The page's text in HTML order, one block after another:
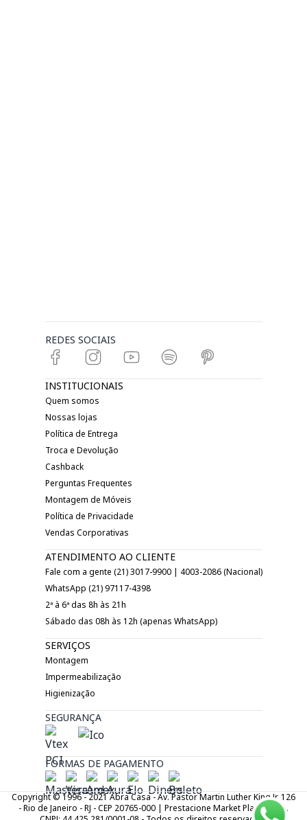
REDES SOCIAIS
INSTITUCIONAIS
Quem somos
Nossas lojas
Política de Entrega
Troca e Devolução
Cashback
Perguntas Frequentes
Montagem de Móveis
Política de Privacidade
Vendas Corporativas
ATENDIMENTO AO CLIENTE
Fale com a gente (21) 3017-9900 | 4003-2086 (Nacional)
WhatsApp (21) 97117-4398
2ª à 6ª das 8h às 21h
Sábado das 08h às 12h (apenas WhatsApp)
SERVIÇOS
Montagem
Impermeabilização
Higienização
SEGURANÇA
FORMAS DE PAGAMENTO
Copyright © 1996 - 2021 Abra Casa - Av. Pastor Martin Luther King Jr. 126
- Rio de Janeiro - RJ - CEP 20765-000 | Prestacione Market Place LTDA.